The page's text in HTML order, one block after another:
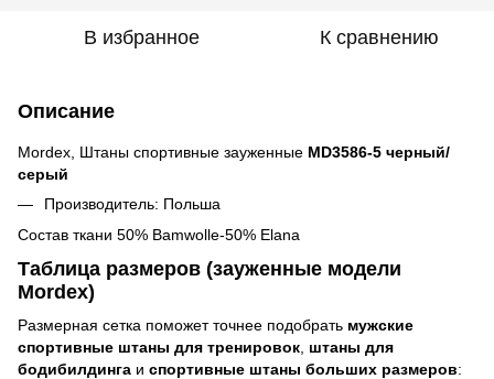
В избранное К сравнению
Описание
Mordex, Штаны спортивные зауженные MD3586-5 черный/
серый
Производитель: Польша
Состав ткани 50% Bamwolle-50% Elana
Таблица размеров (зауженные модели
Mordex)
Размерная сетка поможет точнее подобрать мужские
спортивные штаны для тренировок штаны для
бодибилдинга и спортивные штаны больших размеров: